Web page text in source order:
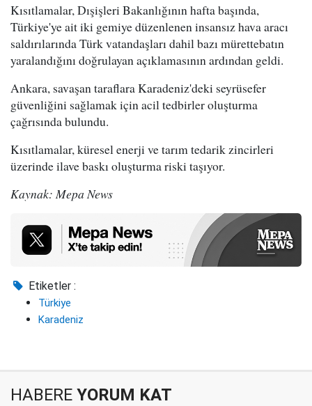
Kısıtlamalar, Dışişleri Bakanlığının hafta başında,
Türkiye'ye ait iki gemiye düzenlenen insansız hava aracı
saldırılarında Türk vatandaşları dahil bazı mürettebatın
yaralandığını doğrulayan açıklamasının ardından geldi.
Ankara, savaşan taraflara Karadeniz'deki seyrüsefer
güvenliğini sağlamak için acil tedbirler oluşturma
çağrısında bulundu.
Kısıtlamalar, küresel enerji ve tarım tedarik zincirleri
üzerinde ilave baskı oluşturma riski taşıyor.
Kaynak: Mepa News
Etiketler :
Türkiye
Karadeniz
HABERE YORUM KAT